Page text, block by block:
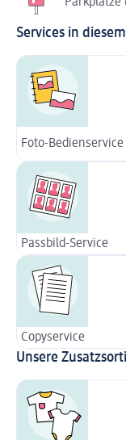
Services in
Foto-Bedienservice
Passbild-Service
Copyservice
Unsere